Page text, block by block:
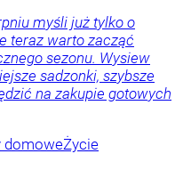
myśli już tylko o
teraz warto zacząć
sezonu. Wysiew
sadzonki, szybsze
na zakupie gotowych
domoweŻycie